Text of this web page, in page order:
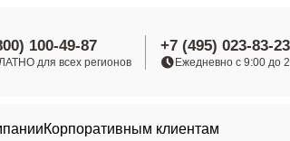
100-49-87
для всех регионов
+7 (495) 023-83-23
Ежедневно с 9:00 до
Корпоративным клиентам